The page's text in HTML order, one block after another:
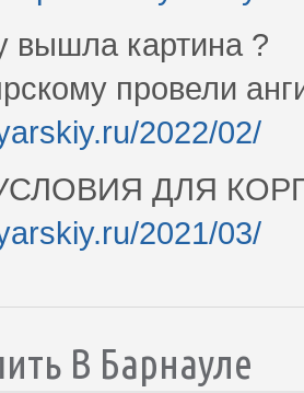
вышла картина ?
провели
2022/02/
ДЛЯ
2021/03/
В Барнауле